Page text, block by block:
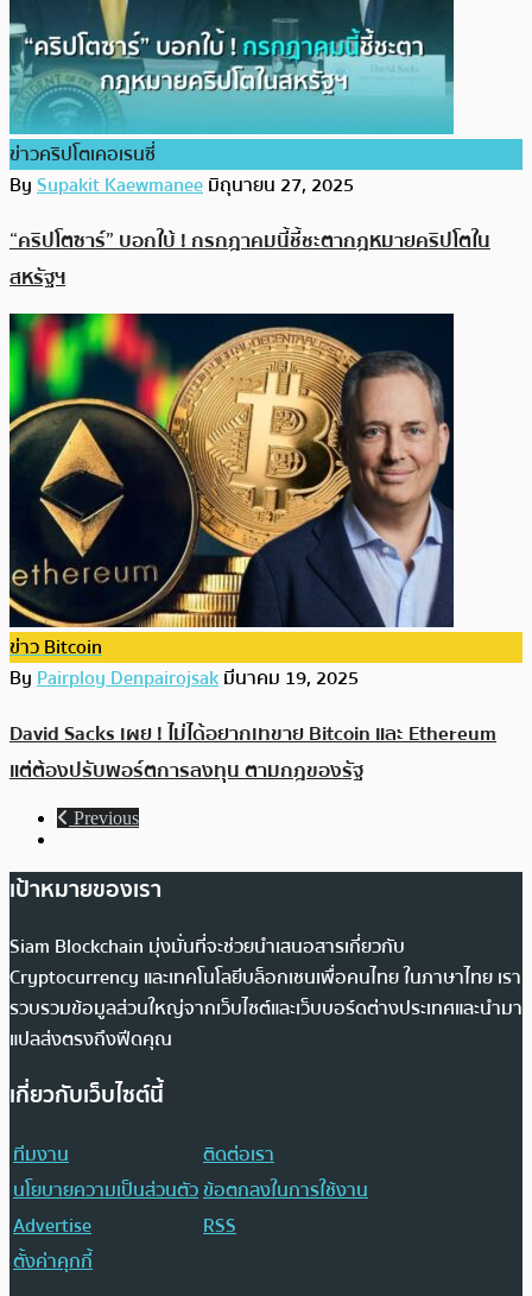
ข่าวคริปโตเคอเรนซี่
BySupakit Kaewmaneeมิถุนายน 27, 2025
“คริปโตซาร์” บอกใบ้ ! กรกฎาคมนี้ชี้ชะตากฎหมายคริปโตใน
สหรัฐฯ
ข่าว Bitcoin
ByPairploy Denpairojsakมีนาคม 19, 2025
David Sacks เผย ! ไม่ได้อยากเทขาย Bitcoin และ Ethereum
แต่ต้องปรับพอร์ตการลงทุน ตามกฎของรัฐ
Previous
เป้าหมายของเรา
Siam Blockchain มุ่งมั่นที่จะช่วยนำเสนอสารเกี่ยวกับ
Cryptocurrency และเทคโนโลยีบล็อกเชนเพื่อคนไทย ในภาษาไทย เรา
รวบรวมข้อมูลส่วนใหญ่จากเว็บไซต์และเว็บบอร์ดต่างประเทศและนำมา
แปลส่งตรงถึงฟีดคุณ
เกี่ยวกับเว็บไซต์นี้
ทีมงาน
ติดต่อเรา
นโยบายความเป็นส่วนตัวข้อตกลงในการใช้งาน
Advertise
RSS
ตั้งค่าคุกกี้